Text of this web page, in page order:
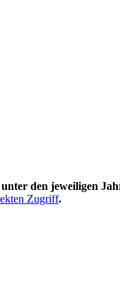
den jeweiligen
Zugriff.